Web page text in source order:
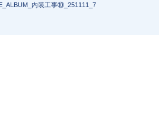
内装工事⑩_251111_7